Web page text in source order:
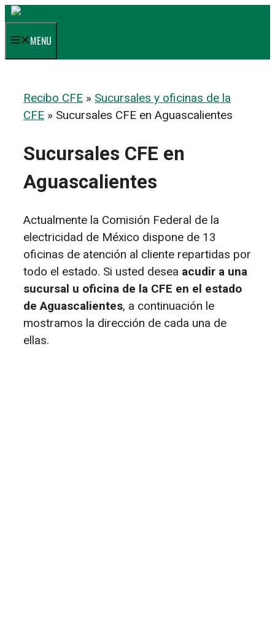
Saltar
contenido
MENU
Recibo CFE » Sucursales y oficinas de la
CFE » Sucursales CFE en Aguascalientes
Sucursales CFE en
Aguascalientes
Actualmente la Comisión Federal de la
electricidad de México dispone de 13
oficinas de atención al cliente repartidas por
todo el estado. Si usted desea acudir a una
sucursal u oficina de la CFE en el estado
de Aguascalientes, a continuación le
mostramos la dirección de cada una de
ellas.